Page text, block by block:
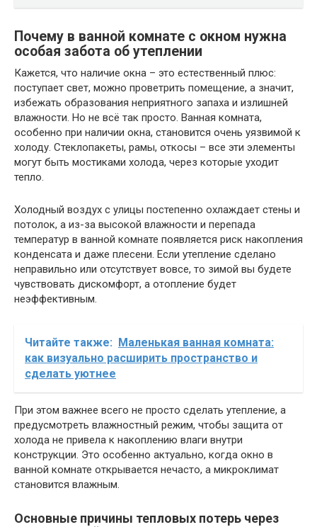
Почему в ванной комнате с окном нужна
особая забота об утеплении
Кажется, что наличие окна – это естественный плюс:
поступает свет, можно проветрить помещение, а значит,
избежать образования неприятного запаха и излишней
влажности. Но не всё так просто. Ванная комната,
особенно при наличии окна, становится очень уязвимой к
холоду. Стеклопакеты, рамы, откосы – все эти элементы
могут быть мостиками холода, через которые уходит
тепло.
Холодный воздух с улицы постепенно охлаждает стены и
потолок, а из-за высокой влажности и перепада
температур в ванной комнате появляется риск накопления
конденсата и даже плесени. Если утепление сделано
неправильно или отсутствует вовсе, то зимой вы будете
чувствовать дискомфорт, а отопление будет
неэффективным.
Читайте также: Маленькая ванная комната:
как визуально расширить пространство и
сделать уютнее
При этом важнее всего не просто сделать утепление, а
предусмотреть влажностный режим, чтобы защита от
холода не привела к накоплению влаги внутри
конструкции. Это особенно актуально, когда окно в
ванной комнате открывается нечасто, а микроклимат
становится влажным.
Основные причины тепловых потерь через